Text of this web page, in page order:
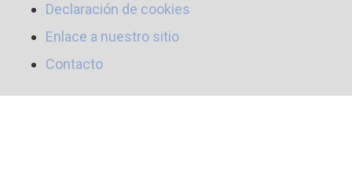
Declaración de cookies
Enlace a nuestro sitio
Contacto